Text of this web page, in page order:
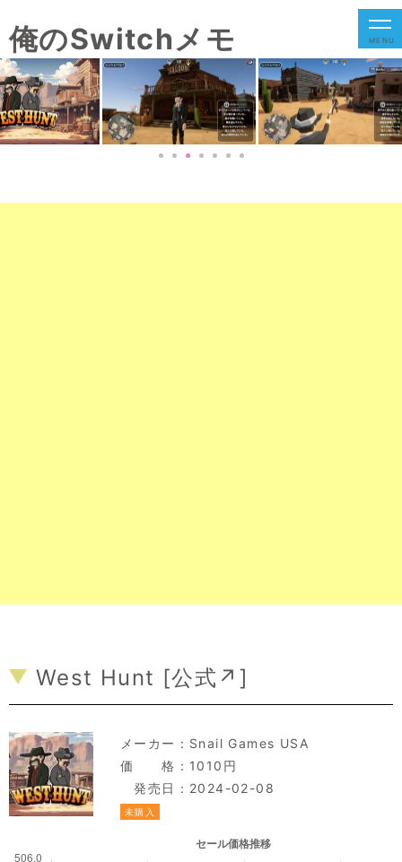
俺のSwitchメモ MENU
West Hunt [公式↗ ]
メーカー： Snail Games USA
価 格：1010円
発売日：2024-02-08
未購入